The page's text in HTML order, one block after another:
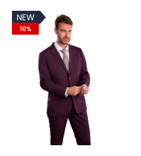
era:
139,95€.
NEW
10%